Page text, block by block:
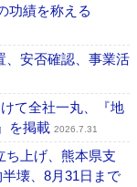
功績を称える
、安否確認、事業活
て全社一丸、『地
を掲載 2026.7.31
ち上げ、熊本県支
壊、8月31日まで